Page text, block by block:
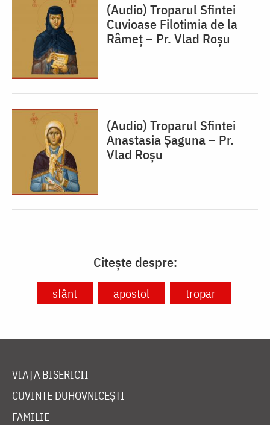
(Audio) Troparul Sfintei
Cuvioase Filotimia de la
Râmeț – Pr. Vlad Roșu
(Audio) Troparul Sfintei
Anastasia Șaguna – Pr.
Vlad Roșu
Citește despre:
sfânt apostol tropar
VIAȚA BISERICII
CUVINTE DUHOVNICEȘTI
FAMILIE